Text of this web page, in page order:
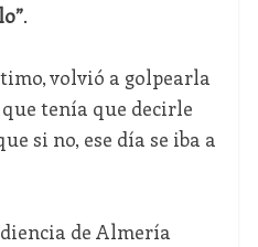
.
volvió a golpearla
tenía que decirle
si no, ese día se iba a
de Almería